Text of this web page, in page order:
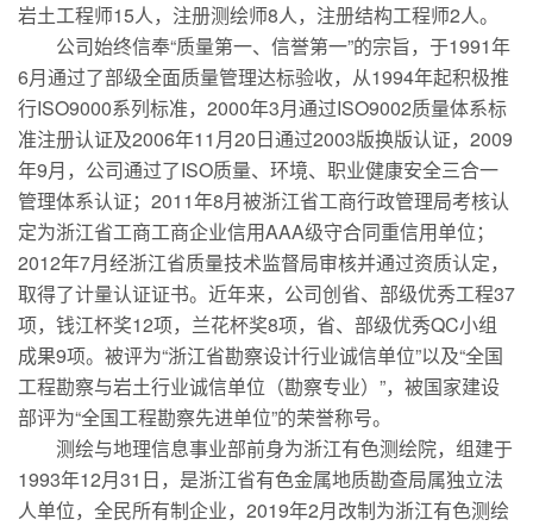
岩土工程师15人，注册测绘师8人，注册结构工程师2人。
公司始终信奉“质量第一、信誉第一”的宗旨，于1991年
6月通过了部级全面质量管理达标验收，从1994年起积极推
行ISO9000系列标准，2000年3月通过ISO9002质量体系标
准注册认证及2006年11月20日通过2003版换版认证，2009
年9月，公司通过了ISO质量、环境、职业健康安全三合一
管理体系认证；2011年8月被浙江省工商行政管理局考核认
定为浙江省工商工商企业信用AAA级守合同重信用单位；
2012年7月经浙江省质量技术监督局审核并通过资质认定，
取得了计量认证证书。近年来，公司创省、部级优秀工程37
项，钱江杯奖12项，兰花杯奖8项，省、部级优秀QC小组
成果9项。被评为“浙江省勘察设计行业诚信单位”以及“全国
工程勘察与岩土行业诚信单位（勘察专业）”，被国家建设
部评为“全国工程勘察先进单位”的荣誉称号。
测绘与地理信息事业部前身为浙江有色测绘院，组建于
1993年12月31日，是浙江省有色金属地质勘查局属独立法
人单位，全民所有制企业，2019年2月改制为浙江有色测绘